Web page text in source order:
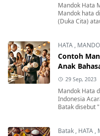
Mandok Hata
Mandok hata
(Duka Cita)
HATA ,
Contoh
Anak
29 Sep, 2023
Mandok Hata
Indonesia
Batak disebut
Batak , HATA ,